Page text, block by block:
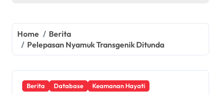
Jurnal sains menarik kembali studi tentang
Bagaimana rantai pasokan global yang tidak
Filipina: MASIPAG Menentang Persetujuan Beras
Home
Berita
Pelepasan Nyamuk Transgenik Ditunda
Berita Database Keamanan Hayati